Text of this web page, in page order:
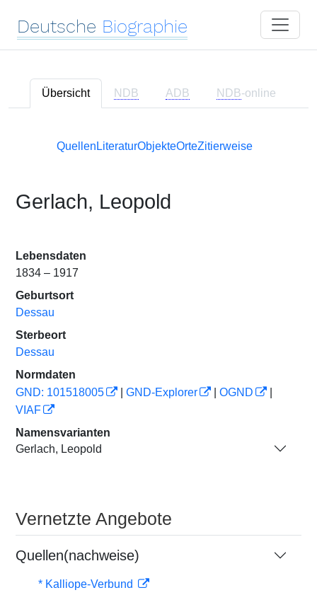
Deutsche Biographie
Übersicht NDB ADB NDB-online
Quellen LiteraturObjekteOrteZitierweise
Gerlach, Leopold
Lebensdaten
1834 – 1917
Geburtsort
Dessau
Sterbeort
Dessau
Normdaten
GND: 101518005
GND-Explorer OGND
VIAF
Namensvarianten
Gerlach, Leopold
Vernetzte Angebote
Quellen(nachweise)
* Kalliope-Verbund